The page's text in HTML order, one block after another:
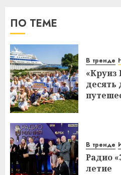
ПО ТЕМЕ
В тренде
«Круиз
десять
В тренде
Радио
летие